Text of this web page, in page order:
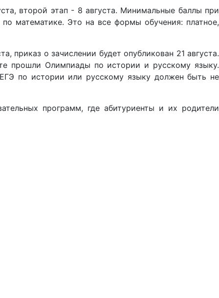
второй этап - 8 августа. Минимальные баллы при
математике. Это на все формы обучения: платное,
приказ о зачислении будет опубликован 21 августа.
прошли Олимпиады по истории и русскому языку.
по истории или русскому языку должен быть не
программ, где абитуриенты и их родители